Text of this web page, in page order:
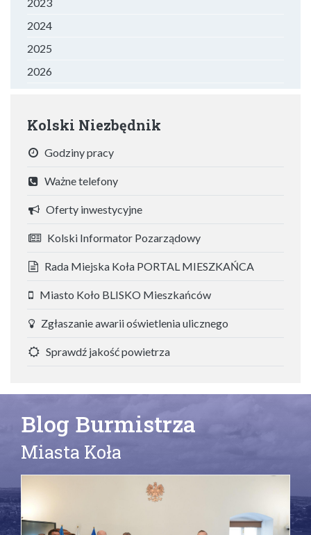
2023
2024
2025
2026
Kolski Niezbędnik
Godziny pracy
Ważne telefony
Oferty inwestycyjne
Kolski Informator Pozarządowy
Rada Miejska Koła PORTAL MIESZKAŃCA
Miasto Koło BLISKO Mieszkańców
Zgłaszanie awarii oświetlenia ulicznego
Sprawdź jakość powietrza
Blog Burmistrza
Miasta Koła